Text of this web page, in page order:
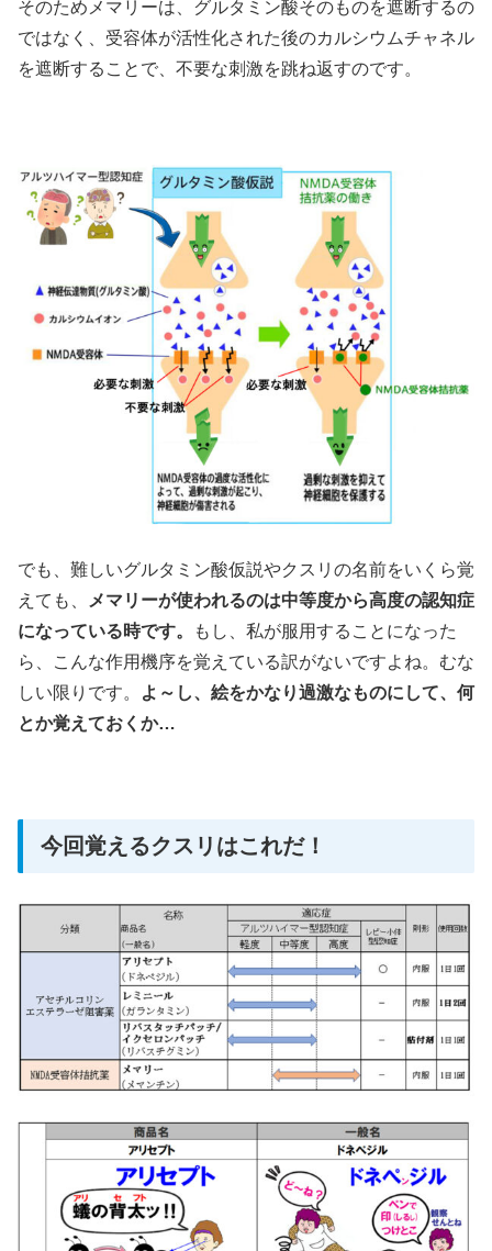
そのためメマリーは、グルタミン酸そのものを遮断するの
ではなく、受容体が活性化された後のカルシウムチャネル
を遮断することで、不要な刺激を跳ね返すのです。
でも、難しいグルタミン酸仮説やクスリの名前をいくら覚
えても、
メマリーが使われるのは中等度から高度の認知症
になっている時です。
もし、私が服用することになった
ら、こんな作用機序を覚えている訳がないですよね。むな
しい限りです。
よ～し、絵をかなり過激なものにして、何
とか覚えておくか…
今回覚えるクスリはこれだ！